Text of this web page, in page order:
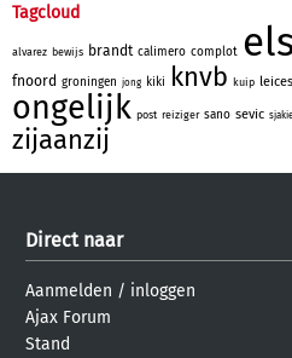
Tagcloud
alvarez bewijs brandt calimero complot
fnoord groningen jong kiki knvb kuip
ongelijk post reiziger sano sevic sjakie
zijaanzij
Direct naar
Aanmelden / inloggen
Ajax Forum
Stand